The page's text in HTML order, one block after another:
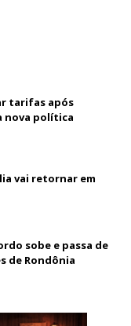
tarifas após
nova política
vai retornar em
sobe e passa de
de Rondônia